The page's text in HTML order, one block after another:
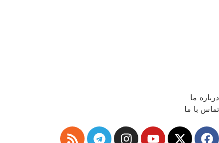
درباره ما
تماس با ما